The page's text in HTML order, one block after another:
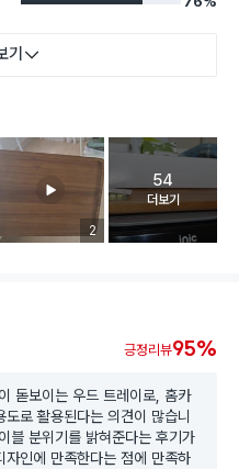
기
지 등록 개수 리뷰 이미지 등록 개수
2
고객 리뷰
54
더보기
긍정리뷰95%
돋보이는 우드 트레이로, 홈카
로 활용된다는 의견이 많습니
블 분위기를 밝혀준다는 후기가
인에 만족한다는 점에 만족하